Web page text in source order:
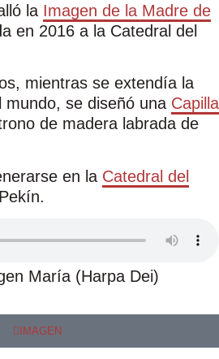
la Imagen de la Madre de
en 2016 a la Catedral del
mientras se extendía la
se diseñó una Capilla
de madera labrada de
en la Catedral del
María (Harpa Dei)
IMAGEN